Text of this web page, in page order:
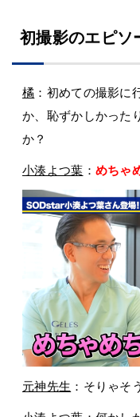
初撮影のエピソ
橘 ：初めての撮影に
か、恥ずかしかった
か？
小湊よつ葉 ： めちゃ
元神先生 ：そりゃそ